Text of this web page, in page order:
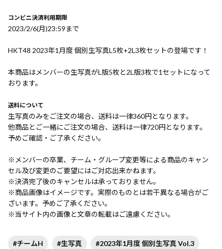
コンビニ決済利用期限
2023/2/6(月)23:59まで
HKT48 2023年1月度 個別生写真L5枚+2L3枚セットの登場です！
本商品はメンバーの生写真がL版5枚と2L版3枚で1セットになって
おります。
送料について
生写真のみをご注文の場合、送料は一律360円となります。
他商品とご一緒にご注文の場合、送料は一律720円となります。
予めご確認・ご了承ください。
※メンバーの卒業、チーム・グループ変更等による商品のキャン
セル及び変更のご要望にはご対応出来かねます。
※決済完了後のキャンセルは承っておりません。
※商品画像はイメージです。実際のものとは若干異なる場合がご
ざいます。予めご了承ください。
※当サイト内の画像と文章の転載はご遠慮ください。
#チームH #生写真 #2023年1月度 個別生写真 Vol.3